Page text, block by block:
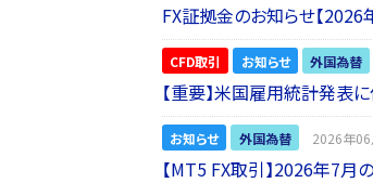
FX証拠金のお知らせ【2026
CFD取引 お知らせ 外国為替
【重要】米国雇用統計発表
お知らせ 外国為替 2026年
【MT5 FX取引】2026年7月